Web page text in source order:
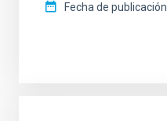
Fecha de publicación